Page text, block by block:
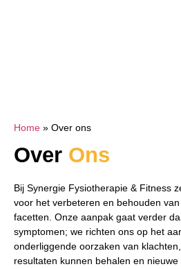
Home » Over ons
Over Ons
Bij Synergie Fysiotherapie & Fitness
voor het verbeteren en behouden
facetten. Onze aanpak gaat verder
symptomen; we richten ons op het
onderliggende oorzaken van
resultaten kunnen behalen en